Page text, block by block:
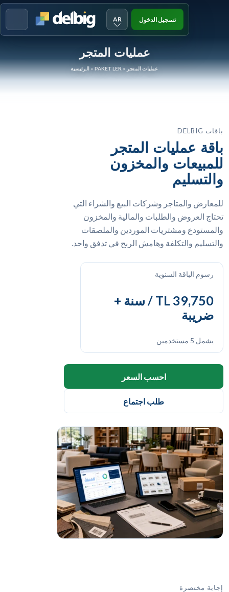
AR تسجيل الدخول
عمليات المتجر
الرئيسية»PAKETLER»عمليات المتجر
باقات DELBIG
باقة عمليات المتجر
للمبيعات والمخزون
والتسليم
للمعارض والمتاجر وشركات البيع والشراء التي
تحتاج العروض والطلبات والمالية والمخزون
والمستودع ومشتريات الموردين والملصقات
والتسليم والتكلفة وهامش الربح في تدفق واحد.
رسوم الباقة السنوية
39,750 TL / سنة +
ضريبة
يشمل 5 مستخدمين
احسب السعر
طلب اجتماع
إجابة مختصرة